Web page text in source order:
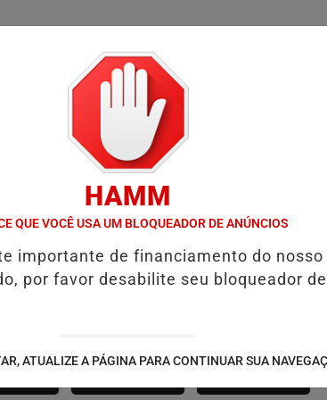
COLUNAS / EMPREGOS
CAVALGADA “O SISTEMA É BRUTO”
2.6
NOTÍCIAS
FUTEBOL
HAMM
QUE VOCÊ USA UM BLOQUEADOR DE ANÚNCIOS
importante de financiamento do nosso
por favor desabilite seu bloqueador
ATUALIZE A PÁGINA PARA CONTINUAR SUA